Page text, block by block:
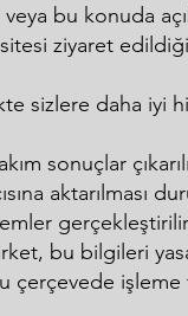
bu konuda
ziyaret
sizlere daha iyi
sonuçlar
aktarılması
bu bilgileri
işleme